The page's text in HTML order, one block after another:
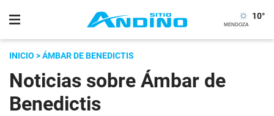
10°
INICIO > ÁMBAR DE BENEDICTIS
Noticias sobre Ámbar de
Benedictis